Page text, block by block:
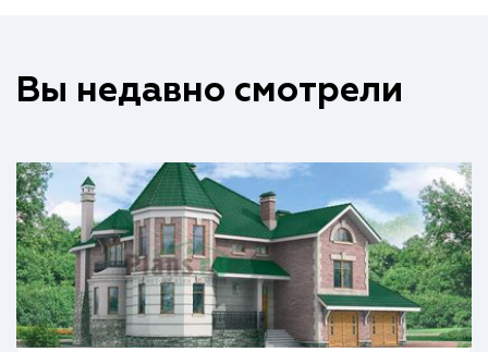
Вы недавно смотрели